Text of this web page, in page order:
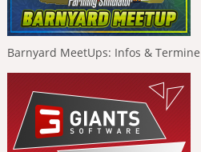
Barnyard MeetUps: Infos &